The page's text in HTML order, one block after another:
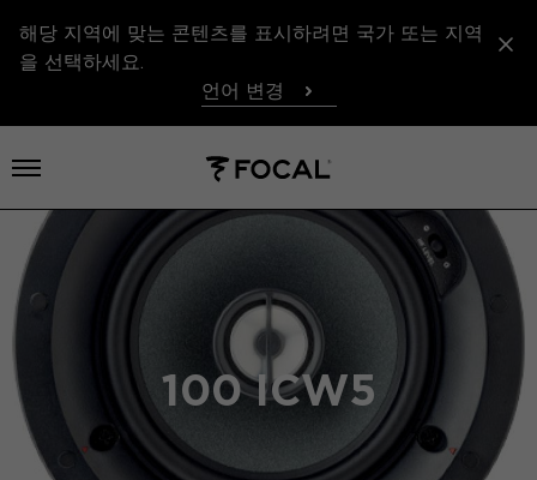
해당 지역에 맞는 콘텐츠를 표시하려면 국가 또는 지역
을 선택하세요.
언어 변경
메뉴 열기
100 ICW5